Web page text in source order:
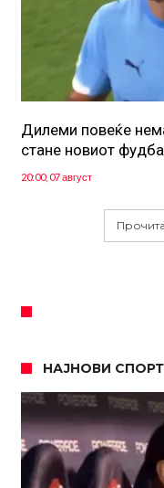
Дилеми повеќе
стане новиот
20:00, 07 август
НАЈНОВИ